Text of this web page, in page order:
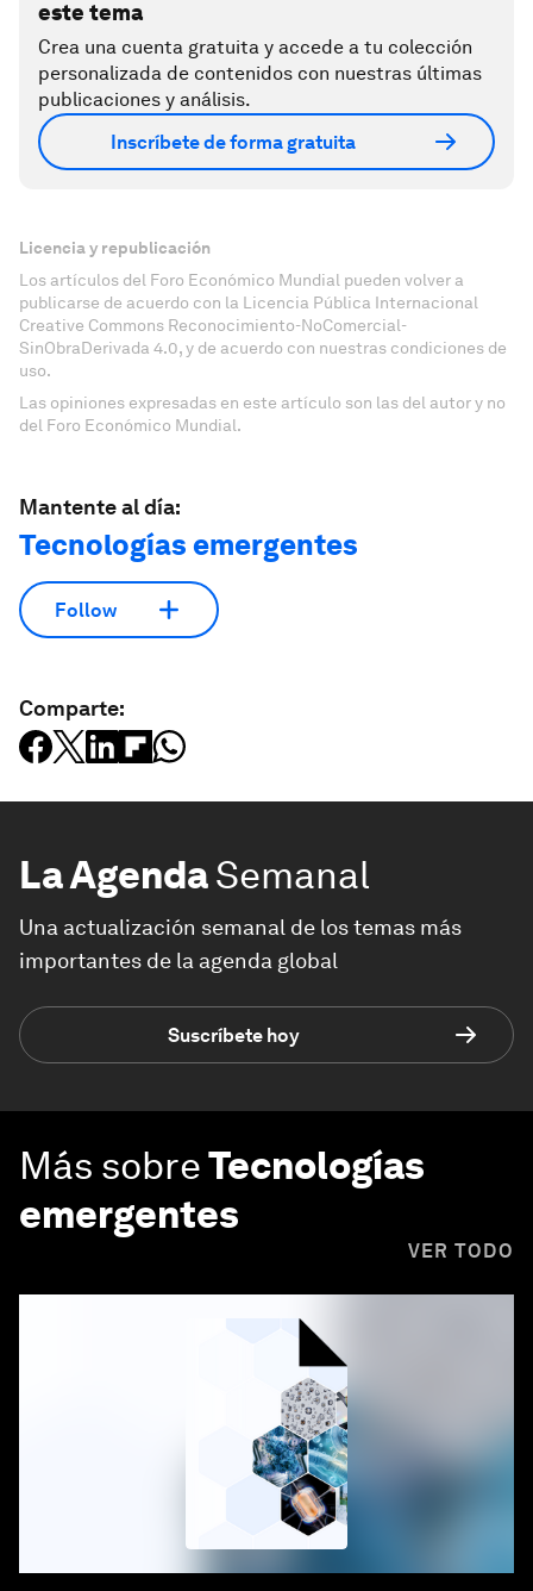
este tema
Crea una cuenta gratuita y accede a tu colección
personalizada de contenidos con nuestras últimas
publicaciones y análisis.
Inscríbete de forma gratuita
Licencia y republicación
Los artículos del Foro Económico Mundial pueden volver a
publicarse de acuerdo con la Licencia Pública Internacional
Creative Commons Reconocimiento-NoComercial-
SinObraDerivada 4.0, y de acuerdo con nuestras condiciones de
uso.
Las opiniones expresadas en este artículo son las del autor y no
del Foro Económico Mundial.
Mantente al día:
Tecnologías emergentes
Follow
Comparte:
La AgendaSemanal
Una actualización semanal de los temas más
importantes de la agenda global
Suscríbete hoy
Más sobreTecnologías
emergentes
VER TODO